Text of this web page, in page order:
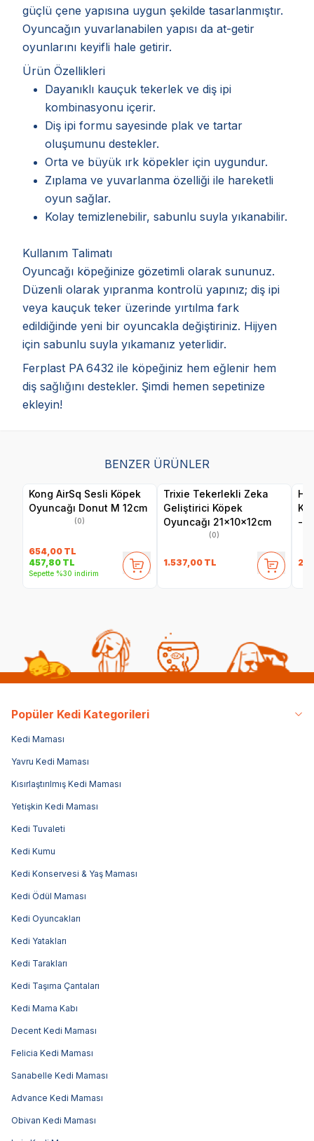
güçlü çene yapısına uygun şekilde tasarlanmıştır.
Oyuncağın yuvarlanabilen yapısı da at-getir
oyunlarını keyifli hale getirir.
Ürün Özellikleri
Dayanıklı kauçuk tekerlek ve diş ipi
kombinasyonu içerir.
Diş ipi formu sayesinde plak ve tartar
oluşumunu destekler.
Orta ve büyük ırk köpekler için uygundur.
Zıplama ve yuvarlanma özelliği ile hareketli
oyun sağlar.
Kolay temizlenebilir, sabunlu suyla yıkanabilir.
Kullanım Talimatı
Oyuncağı köpeğinize gözetimli olarak sununuz.
Düzenli olarak yıpranma kontrolü yapınız; diş ipi
veya kauçuk teker üzerinde yırtılma fark
edildiğinde yeni bir oyuncakla değiştiriniz. Hijyen
için sabunlu suyla yıkamanız yeterlidir.
Ferplast PA 6432 ile köpeğiniz hem eğlenir hem
diş sağlığını destekler. Şimdi hemen sepetinize
ekleyin!
BENZER ÜRÜNLER
Kong AirSq Sesli Köpek
Oyuncağı Donut M 12cm
(0)
654,00 TL
457,80 TL
Sepette %30 indirim
Trixie Tekerlekli Zeka
Geliştirici Köpek
Oyuncağı 21x10x12cm
(0)
1.537,00 TL
-
Popüler Kedi Kategorileri
Kedi Maması
Yavru Kedi Maması
Kısırlaştırılmış Kedi Maması
Yetişkin Kedi Maması
Kedi Tuvaleti
Kedi Kumu
Kedi Konservesi & Yaş Maması
Kedi Ödül Maması
Kedi Oyuncakları
Kedi Yatakları
Kedi Tarakları
Kedi Taşıma Çantaları
Kedi Mama Kabı
Decent Kedi Maması
Felicia Kedi Maması
Sanabelle Kedi Maması
Advance Kedi Maması
Obivan Kedi Maması